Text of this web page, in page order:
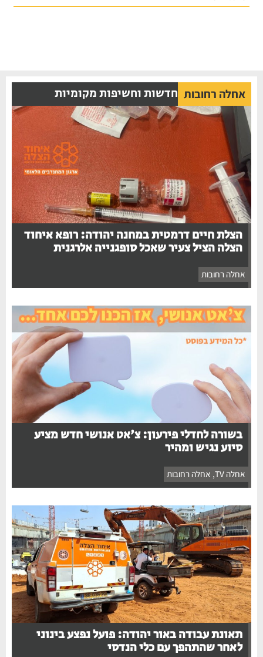
אחלה רחובות חדשות וחשיפות מקומיות
הצלת חיים דרמטית במחנה יהודה: רופא איחוד
הצלה הציל צעיר שאכל סופגנייה אלרגנית
אחלה רחובות
בשורה לחדלי פירעון: צ'אט אנושי חדש מציע
סיוע נגיש ומהיר
אחלה TV , אחלה רחובות
תאונת עבודה באור יהודה: פועל נפצע בינוני
לאחר שהתהפך עם כלי הנדסי